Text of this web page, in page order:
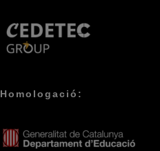
Homologació: